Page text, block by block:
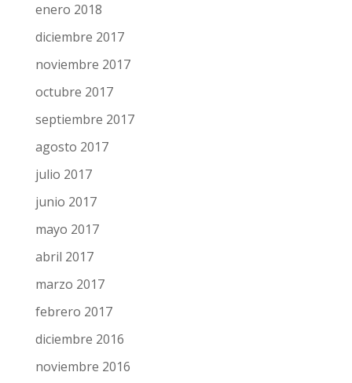
febrero 2018
enero 2018
diciembre 2017
noviembre 2017
octubre 2017
septiembre 2017
agosto 2017
julio 2017
junio 2017
mayo 2017
abril 2017
marzo 2017
febrero 2017
diciembre 2016